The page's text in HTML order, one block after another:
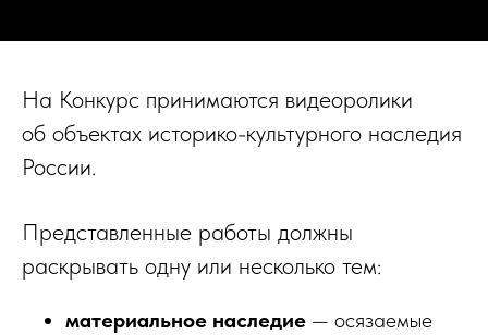
На Конкурс принимаются видеоролики
об объектах историко-культурного наследия
России.
Представленные работы должны
раскрывать одну или несколько тем:
материальное наследие — осязаемые